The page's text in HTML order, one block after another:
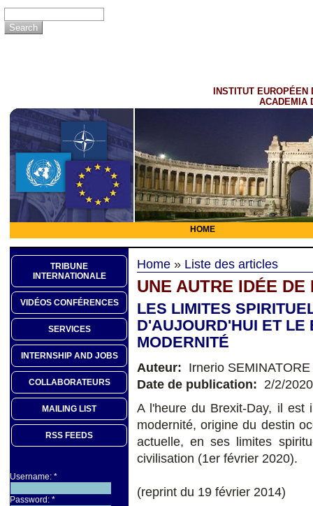
INSTITUT EUROPÉEN
ACADEMIA
HOME
TRIBUNE
INTERNATIONALE
VIDÉOS CONFÉRENCES
SERVICES
INTERNSHIP AND JOBS
COLLABORATEURS
MAILING LIST
RSS FEEDS
Username: *
Password: *
Home » Liste des articles
UNE AUTRE IDÉE DE
LES LIMITES
D'AUJOURD'HUI ET LE
MODERNITÉ
Auteur: Irnerio SEMINATORE
Date de publication: 2/2/2020
A l'heure du Brexit-Day, il est
modernité, origine du destin
actuelle, en ses limites
civilisation (1er février 2020).
(reprint du 19 février 2014)